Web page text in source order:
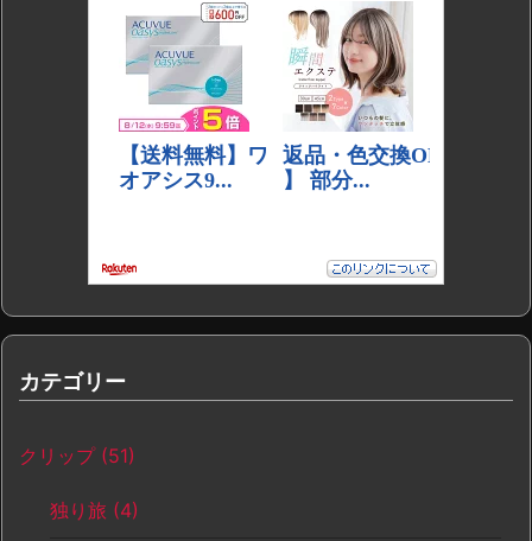
カテゴリー
クリップ (51)
独り旅 (4)